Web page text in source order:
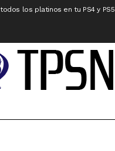
todos los platinos en tu PS4 y PS5